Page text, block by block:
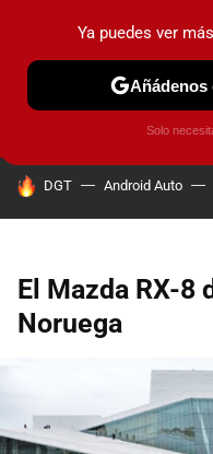
PRUEBAS COCHES
HOY SE HABLA DE
DGT Android Auto
El Mazda RX-8
Noruega
Ya puedes ver
Añádenos
Solo